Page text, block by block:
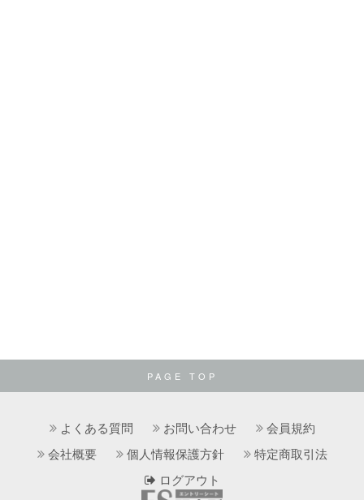
PAGE TOP
よくある質問 お問い合わせ
会員規約
会社概要
個人情報保護方針
特定商取引法
ログアウト